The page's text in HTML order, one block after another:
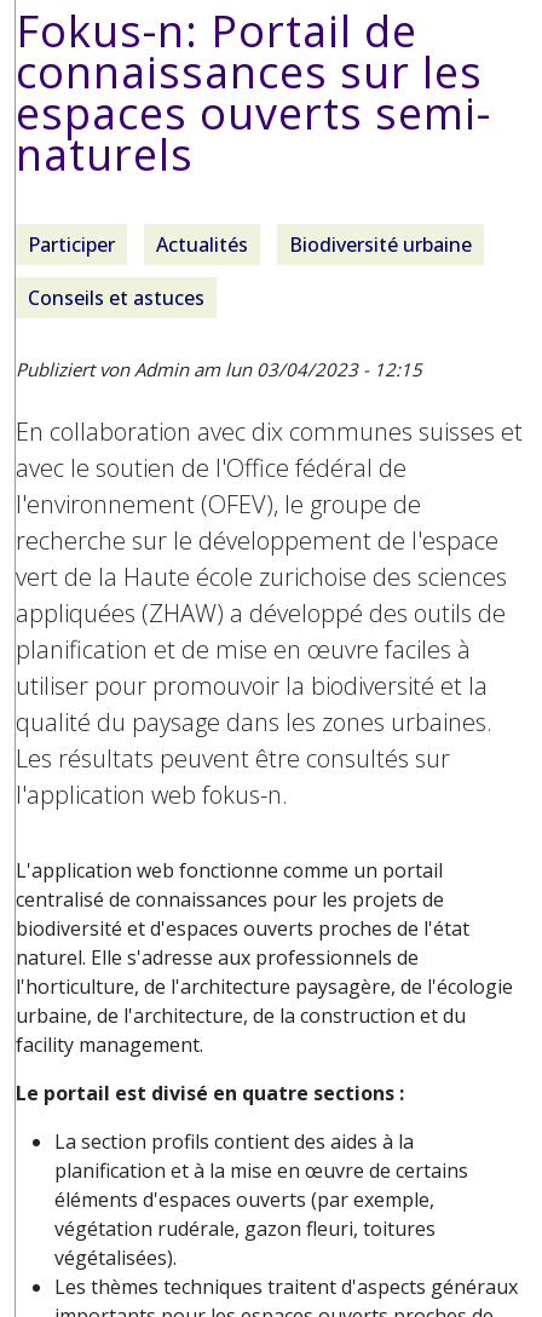
Fokus-n: Portail de
connaissances sur les
espaces ouverts semi-
naturels
Participer Actualités
Biodiversité urbaine
Conseils et astuces
Publiziert von Admin am lun 03/04/2023 - 12:15
En collaboration avec dix communes suisses et
avec le soutien de l'Office fédéral de
l'environnement (OFEV), le groupe de
recherche sur le développement de l'espace
vert de la Haute école zurichoise des sciences
appliquées (ZHAW) a développé des outils de
planification et de mise en œuvre faciles à
utiliser pour promouvoir la biodiversité et la
qualité du paysage dans les zones urbaines.
Les résultats peuvent être consultés sur
l'application web fokus-n.
L'application web fonctionne comme un portail
centralisé de connaissances pour les projets de
biodiversité et d'espaces ouverts proches de l'état
naturel. Elle s'adresse aux professionnels de
l'horticulture, de l'architecture paysagère, de l'écologie
urbaine, de l'architecture, de la construction et du
facility management.
Le portail est divisé en quatre sections :
La section profils contient des aides à la
planification et à la mise en œuvre de certains
éléments d'espaces ouverts (par exemple,
végétation rudérale, gazon fleuri, toitures
végétalisées).
Les thèmes techniques traitent d'aspects généraux